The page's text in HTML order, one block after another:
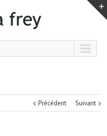
Précédent Suivant